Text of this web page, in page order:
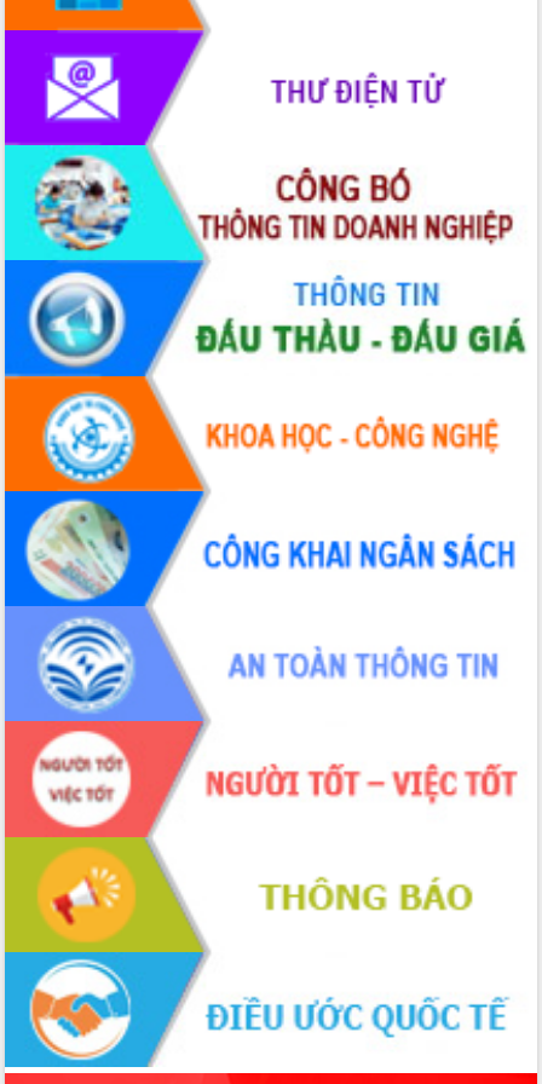
Xây dựng nông thôn mới: Nâng cao đời
sống người dân từ những mô hình thiết
thực
Quyết liệt tháo gỡ vướng mắc, đẩy
nhanh tiến độ các dự án trọng điểm
trong Khu kinh tế Nam Phú Yên
Hòn Yến phát triển du lịch gắn với bảo
tồn biển
Lấy ý kiến điều chỉnh Quy hoạch tỉnh
Đắk Lắk thời kỳ 2021-2030, tầm nhìn
đến năm 2050
Phát động chiến dịch 30 ngày đêm
giải phóng mặt bằng Tuyến đường bộ
ven biển
Đắk Lắk nỗ lực thúc đẩy tăng trưởng
kinh tế từ 10% trở lên trong Quý
II/2026
Đắk Lắk ký kết thỏa thuận hợp tác về
chuyển đổi số giai đoạn 2026 – 2030
với Tập đoàn Bưu chính Viễn thông
Việt Nam
Thứ trưởng Bộ Y tế làm việc với tỉnh
Đắk Lắk về phát triển nhân lực y tế
cho trạm y tế cấp xã
Du lịch Đắk Lắk nâng tầm trải nghiệm
du khách thông qua Hệ thống cơ sở dữ
liệu và Bản đồ số
Tập huấn ứng dụng trí tuệ nhân tạo (AI)
trong thương mại điện tử năm 2026
Đoàn đại biểu Quốc hội tỉnh Đắk Lắk
trao đổi thông tin trước Kỳ họp thứ
nhất, Quốc hội khóa XVI
Quyết liệt cải cách hành chính, khơi
thông nguồn lực phát triển
Nâng cao hiệu lực, hiệu quả HĐND
tỉnh thông qua hiện đại hóa hành chính
Xã Ea Phê gắn cải cách hành chính với
chuyển đổi số
Phó Chủ tịch Thường trực UBND tỉnh
Hồ Thị Nguyên Thảo làm việc tại Trung
tâm Phục vụ hành chính công xã Ea